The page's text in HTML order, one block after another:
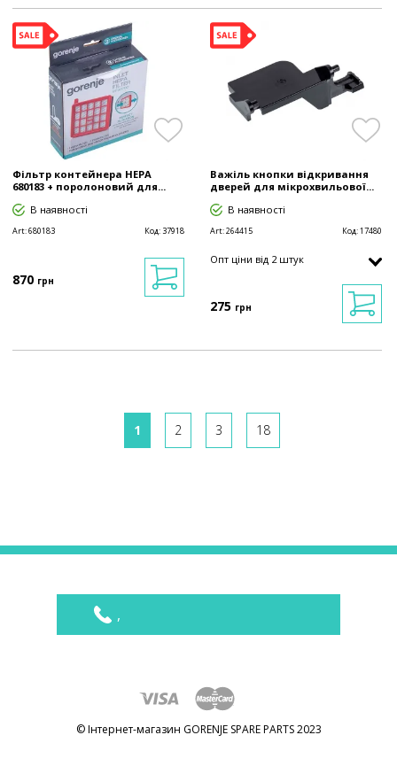
Фільтр контейнера HEPA
680183 + поролоновий для...
В наявності
Art:680183 Код: 37918
870 грн
Важіль кнопки відкривання
дверей для мікрохвильової...
В наявності
Art:264415 Код:17480
Опт ціни від 2 штук
275 грн
1 2 3 18
,
© Інтернет-магазин GORENJE SPARE PARTS 2023